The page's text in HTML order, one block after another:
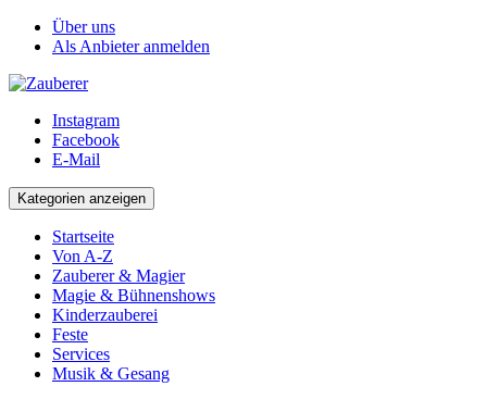
Über uns
Als Anbieter anmelden
Instagram
Facebook
E-Mail
Kategorien anzeigen
Startseite
Von A-Z
Zauberer & Magier
Magie & Bühnenshows
Kinderzauberei
Feste
Services
Musik & Gesang